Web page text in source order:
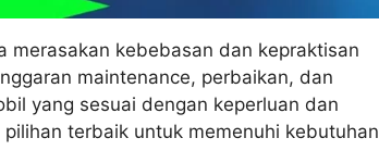
merasakan kebebasan dan kepraktisan
maintenance, perbaikan, dan
yang sesuai dengan keperluan dan
terbaik untuk memenuhi kebutuhan